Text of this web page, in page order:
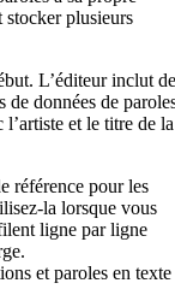
stocker plusieurs
L’éditeur inclut
de données de
et le titre de la
référence pour les
la lorsque vous
ligne par ligne
et paroles en texte